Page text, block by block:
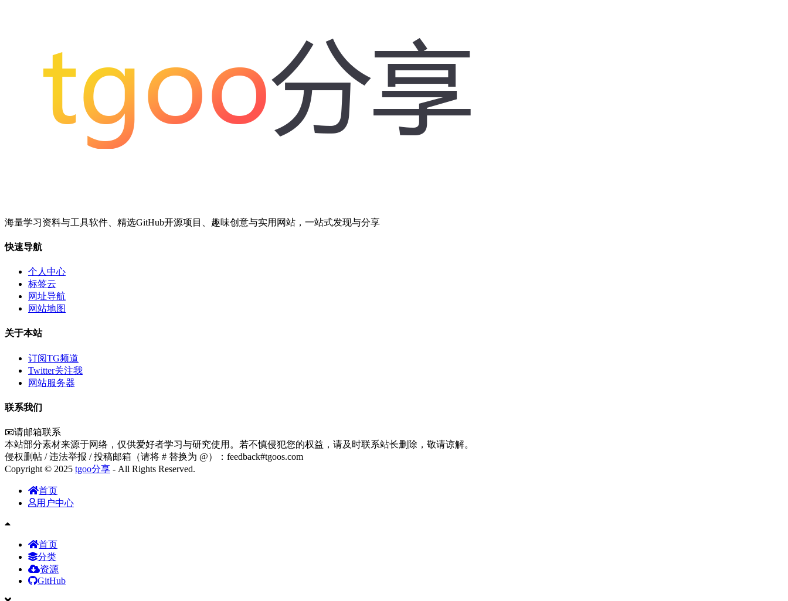
海量学习资料与工具软件、精选GitHub开源项目、趣味创意与实用网站，一站式发现与分享
快速导航
个人中心
标签云
网址导航
网站地图
关于本站
订阅TG频道
Twitter关注我
网站服务器
联系我们
📧请邮箱联系
本站部分素材来源于网络，仅供爱好者学习与研究使用。若不慎侵犯您的权益，请及时联系站长删除，敬请谅解。
侵权删帖 / 违法举报 / 投稿邮箱（请将 # 替换为 @）：feedback#tgoos.com
Copyright © 2025 tgoo分享 - All Rights Reserved.
首页
用户中心
首页
分类
资源
GitHub